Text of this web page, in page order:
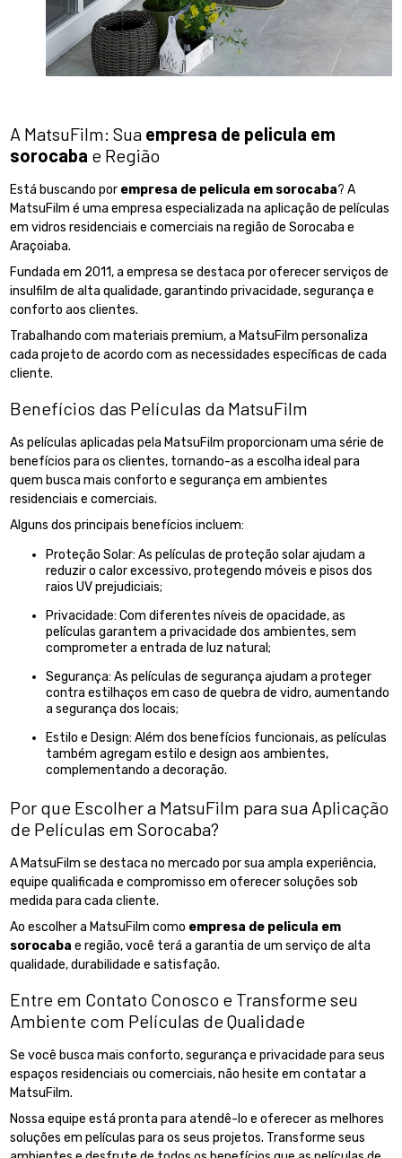
A MatsuFilm: Sua empresa de pelicula em
sorocaba e Região
Está buscando por empresa de pelicula em sorocaba? A
MatsuFilm é uma empresa especializada na aplicação de películas
em vidros residenciais e comerciais na região de Sorocaba e
Araçoiaba.
Fundada em 2011, a empresa se destaca por oferecer serviços de
insulfilm de alta qualidade, garantindo privacidade, segurança e
conforto aos clientes.
Trabalhando com materiais premium, a MatsuFilm personaliza
cada projeto de acordo com as necessidades específicas de cada
cliente.
Benefícios das Películas da MatsuFilm
As películas aplicadas pela MatsuFilm proporcionam uma série de
benefícios para os clientes, tornando-as a escolha ideal para
quem busca mais conforto e segurança em ambientes
residenciais e comerciais.
Alguns dos principais benefícios incluem:
Proteção Solar: As películas de proteção solar ajudam a
reduzir o calor excessivo, protegendo móveis e pisos dos
raios UV prejudiciais;
Privacidade: Com diferentes níveis de opacidade, as
películas garantem a privacidade dos ambientes, sem
comprometer a entrada de luz natural;
Segurança: As películas de segurança ajudam a proteger
contra estilhaços em caso de quebra de vidro, aumentando
a segurança dos locais;
Estilo e Design: Além dos benefícios funcionais, as películas
também agregam estilo e design aos ambientes,
complementando a decoração.
Por que Escolher a MatsuFilm para sua Aplicação
de Películas em Sorocaba?
A MatsuFilm se destaca no mercado por sua ampla experiência,
equipe qualificada e compromisso em oferecer soluções sob
medida para cada cliente.
Ao escolher a MatsuFilm como empresa de pelicula em
sorocaba e região, você terá a garantia de um serviço de alta
qualidade, durabilidade e satisfação.
Entre em Contato Conosco e Transforme seu
Ambiente com Películas de Qualidade
Se você busca mais conforto, segurança e privacidade para seus
espaços residenciais ou comerciais, não hesite em contatar a
MatsuFilm.
Nossa equipe está pronta para atendê-lo e oferecer as melhores
soluções em películas para os seus projetos. Transforme seus